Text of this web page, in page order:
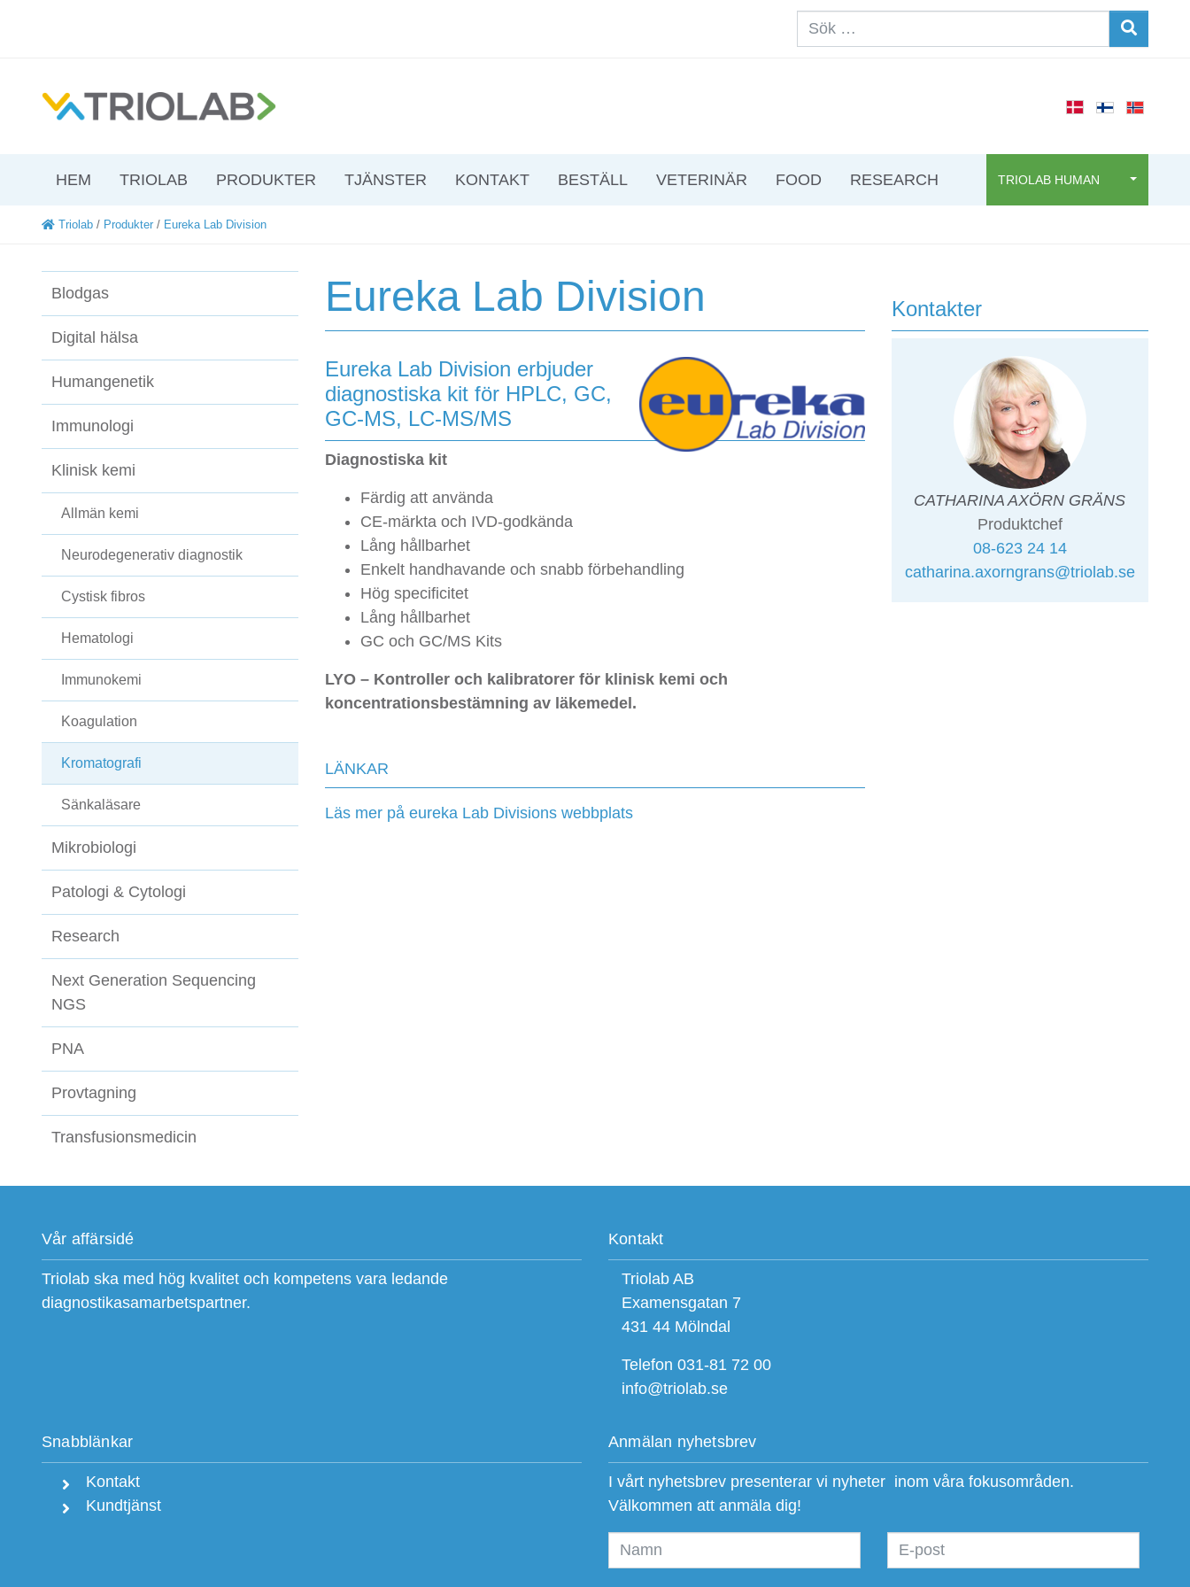
HEM TRIOLAB PRODUKTER TJÄNSTER KONTAKT BESTÄLL VETERINÄR FOOD RESEARCH TRIOLAB HUMAN
Triolab / Produkter / Eureka Lab Division
Blodgas
Digital hälsa
Humangenetik
Immunologi
Klinisk kemi
Allmän kemi
Neurodegenerativ diagnostik
Cystisk fibros
Hematologi
Immunokemi
Koagulation
Kromatografi
Sänkaläsare
Mikrobiologi
Patologi & Cytologi
Research
Next Generation Sequencing
NGS
PNA
Provtagning
Transfusionsmedicin
Eureka Lab Division
Eureka Lab Division erbjuder
diagnostiska kit för HPLC, GC,
GC-MS, LC-MS/MS
Diagnostiska kit
Färdig att använda
CE-märkta och IVD-godkända
Lång hållbarhet
Enkelt handhavande och snabb förbehandling
Hög specificitet
Lång hållbarhet
GC och GC/MS Kits
LYO – Kontroller och kalibratorer för klinisk kemi och
koncentrationsbestämning av läkemedel.
LÄNKAR
Läs mer på eureka Lab Divisions webbplats
Kontakter
CATHARINA AXÖRN GRÄNS
Produktchef
08-623 24 14
catharina.axorngrans@triolab.se
Vår affärsidé
Triolab ska med hög kvalitet och kompetens vara ledande
diagnostikasamarbetspartner.
Kontakt
Triolab AB
Examensgatan 7
431 44 Mölndal
Telefon 031-81 72 00
info@triolab.se
Snabblänkar
Kontakt
Kundtjänst
Anmälan nyhetsbrev
I vårt nyhetsbrev presenterar vi nyheter inom våra fokusområden.
Välkommen att anmäla dig!